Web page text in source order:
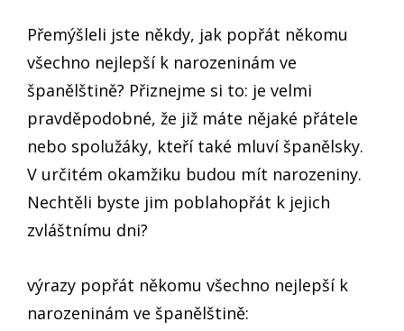
Přemýšleli jste někdy, jak popřát někomu
všechno nejlepší k narozeninám ve
španělštině? Přiznejme si to: je velmi
pravděpodobné, že již máte nějaké přátele
nebo spolužáky, kteří také mluví španělsky.
V určitém okamžiku budou mít narozeniny.
Nechtěli byste jim poblahopřát k jejich
zvláštnímu dni?
výrazy popřát někomu všechno nejlepší k
narozeninám ve španělštině: